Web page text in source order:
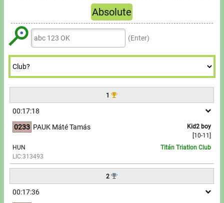
Swimming
Rowing
News
F.A.Q.
Timing
Embedding module
Director, Organiser
7
8
9
7
9
9 9
6
7
8
9
6
7
8
9
Refresh
Absolute
(Enter)
1
00:17:18
0233
Kid2 boy
[10-11]
PAUK Máté Tamás
HUN
LIC:313493
Titán Triatlon Club
2
00:17:36